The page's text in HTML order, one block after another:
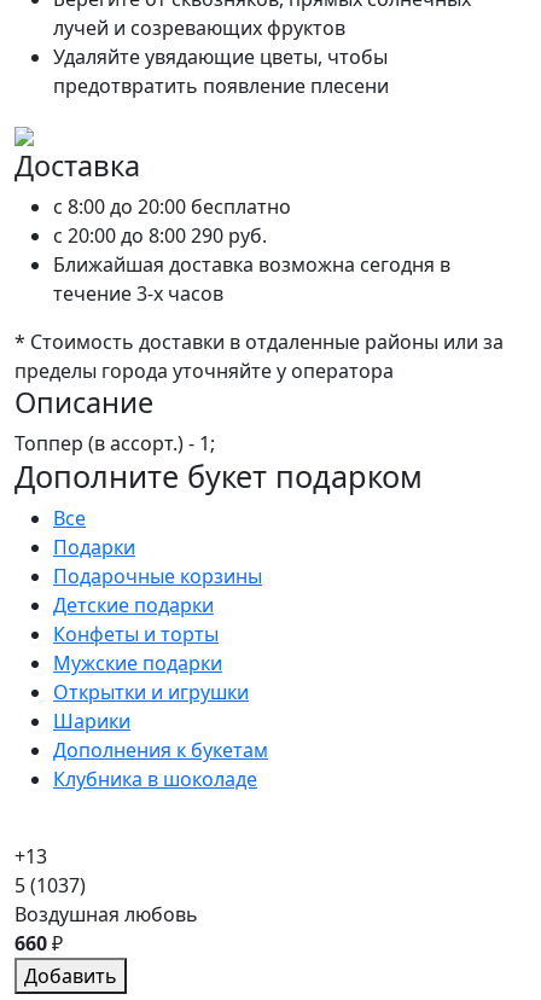
лучей и созревающих фруктов
Удаляйте увядающие цветы, чтобы
предотвратить появление плесени
Доставка
c 8:00 до 20:00 бесплатно
c 20:00 до 8:00290 руб.
Ближайшая доставка возможна сегодня в
течение 3-х часов
* Стоимость доставки в отдаленные районы или за
пределы города уточняйте у оператора
Описание
Топпер (в ассорт.) - 1;
Дополните букет подарком
Все
Подарки
Подарочные корзины
Детские подарки
Конфеты и торты
Мужские подарки
Открытки и игрушки
Шарики
Дополнения к букетам
Клубника в шоколаде
+13
5(1037)
Воздушная любовь
660₽
Добавить